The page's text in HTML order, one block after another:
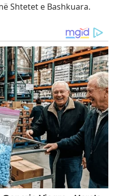
Shtetet e Bashkuara.